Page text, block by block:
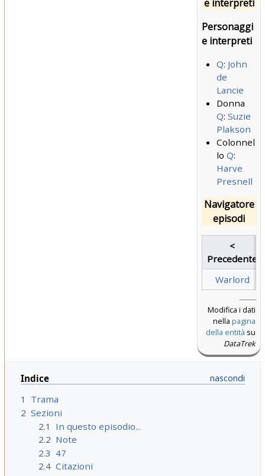
e interpreti
Personaggi
e interpreti
Q: John
de
Lancie
Donna
Q: Suzie
Plakson
Colonnel
lo Q:
Harve
Presnell
Navigatore
episodi
<
Precedente
Warlord
Modifica i dati
nella pagina
della entità su
DataTrek
Indice
1
Trama
2 Sezioni
2.1
In questo episodio...
2.2 Note
2.3 47
2.4 Citazioni